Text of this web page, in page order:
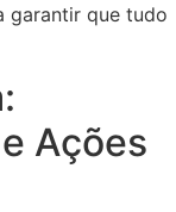
garantir que tudo
Ações